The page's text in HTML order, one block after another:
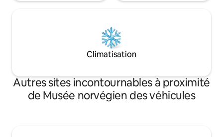
Climatisation
Autres sites incontournables à proximité
de Musée norvégien des véhicules